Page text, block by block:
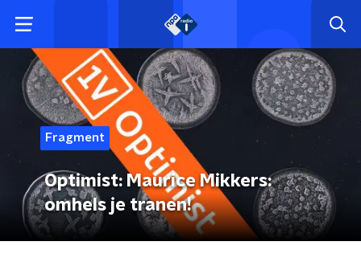
Fragment
Optimist: Maurice Mikkers:
omhels je tranen!